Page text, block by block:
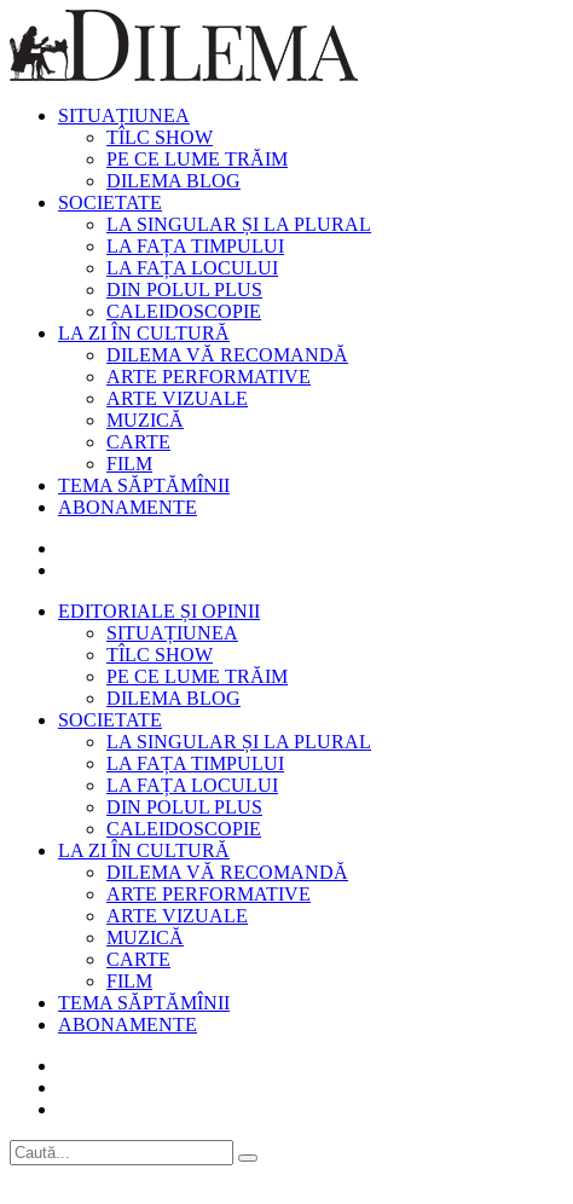
SITUAȚIUNEA
TÎLC SHOW
PE CE LUME TRĂIM
DILEMA BLOG
SOCIETATE
LA SINGULAR ȘI LA PLURAL
LA FAȚA TIMPULUI
LA FAȚA LOCULUI
DIN POLUL PLUS
CALEIDOSCOPIE
LA ZI ÎN CULTURĂ
DILEMA VĂ RECOMANDĂ
ARTE PERFORMATIVE
ARTE VIZUALE
MUZICĂ
CARTE
FILM
TEMA SĂPTĂMÎNII
ABONAMENTE
EDITORIALE ȘI OPINII
SITUAȚIUNEA
TÎLC SHOW
PE CE LUME TRĂIM
DILEMA BLOG
SOCIETATE
LA SINGULAR ȘI LA PLURAL
LA FAȚA TIMPULUI
LA FAȚA LOCULUI
DIN POLUL PLUS
CALEIDOSCOPIE
LA ZI ÎN CULTURĂ
DILEMA VĂ RECOMANDĂ
ARTE PERFORMATIVE
ARTE VIZUALE
MUZICĂ
CARTE
FILM
TEMA SĂPTĂMÎNII
ABONAMENTE